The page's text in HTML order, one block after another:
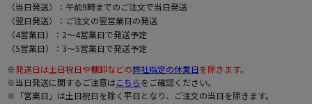
（当日発送）：午前9時までのご注文で当日発送
（翌日発送）：ご注文の翌営業日の発送
（4営業日）：2～4営業日で発送予定
（5営業日）：3～5営業日で発送予定
※発送日は土日祝日や棚卸などの弊社指定の休業日を除きます。
※当日発送に関するご注意はこちらをご確認ください。
※「営業日」は土日祝日を除く平日となり、ご注文の当日を除きます。